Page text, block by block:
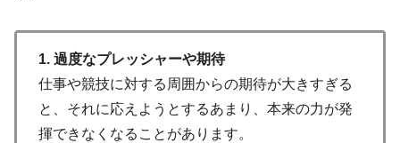
1. 過度なプレッシャーや期待
仕事や競技に対する周囲からの期待が大きすぎる
と、それに応えようとするあまり、本来の力が発
揮できなくなることがあります。